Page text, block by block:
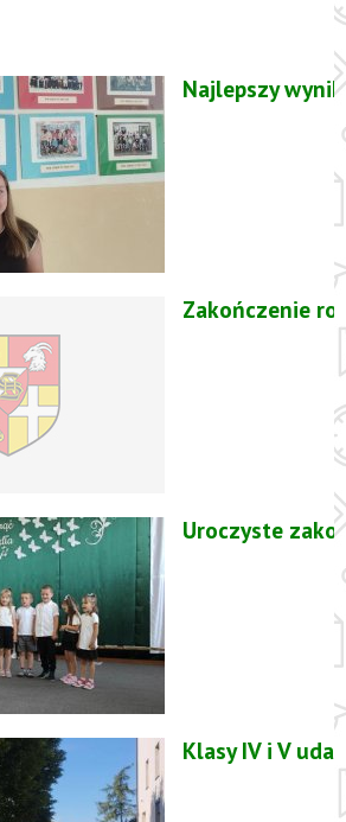
Najlepszy
Zakończenie
Uroczyste
Klasy IV i V